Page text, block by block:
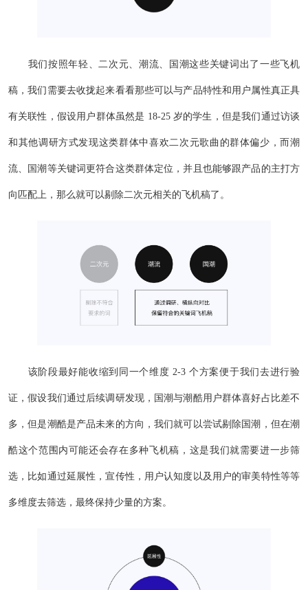
我们按照年轻、二次元、潮流、国潮这些关键词出了一些飞机
稿，我们需要去收拢起来看看那些可以与产品特性和用户属性真正具
有关联性，假设用户群体虽然是 18-25 岁的学生，但是我们通过访谈
和其他调研方式发现这类群体中喜欢二次元歌曲的群体偏少，而潮
流、国潮等关键词更符合这类群体定位，并且也能够跟产品的主打方
向匹配上，那么就可以剔除二次元相关的飞机稿了。
该阶段最好能收缩到同一个维度 2-3 个方案便于我们去进行验
证，假设我们通过后续调研发现，国潮与潮酷用户群体喜好占比差不
多，但是潮酷是产品未来的方向，我们就可以尝试剔除国潮，但在潮
酷这个范围内可能还会存在多种飞机稿，这是我们就需要进一步筛
选，比如通过延展性，宣传性，用户认知度以及用户的审美特性等等
多维度去筛选，最终保持少量的方案。